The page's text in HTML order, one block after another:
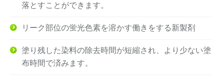
落とすことができます。
リーク部位の蛍光色素を溶かす働きをする新製剤
塗り残した染料の除去時間が短縮され、より少ない塗
布時間で済みます。